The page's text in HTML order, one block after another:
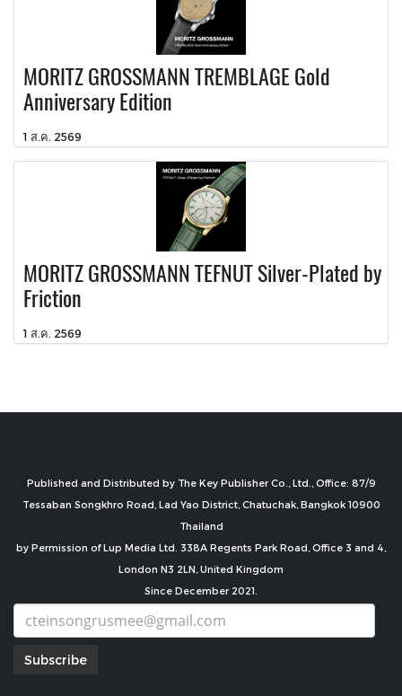
MORITZ GROSSMANN TREMBLAGE Gold
Anniversary Edition
1 ส.ค. 2569
MORITZ GROSSMANN TEFNUT Silver-Plated by
Friction
1 ส.ค. 2569
Published and Distributed by The Key Publisher Co., Ltd., Office: 87/9
Tessaban Songkhro Road, Lad Yao District, Chatuchak, Bangkok 10900
Thailand
by Permission of Lup Media Ltd. 338A Regents Park Road, Office 3 and 4,
London N3 2LN, United Kingdom
Since December 2021.
Subscribe